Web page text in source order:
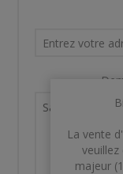
La vente
majeur